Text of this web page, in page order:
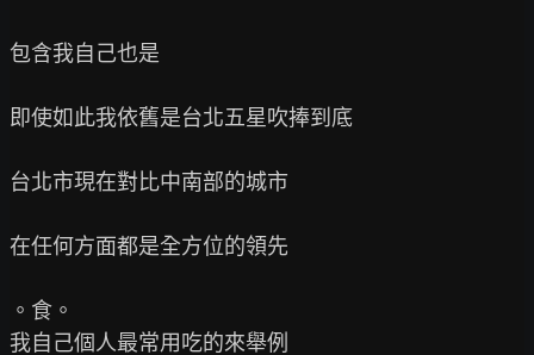
包含我自己也是
即使如此我依舊是台北五星吹捧到底
台北市現在對比中南部的城市
在任何方面都是全方位的領先
。食。
我自己個人最常用吃的來舉例